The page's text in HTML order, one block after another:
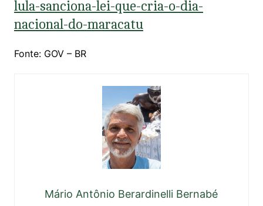
lula-sanciona-lei-que-cria-o-dia-
nacional-do-maracatu
Fonte: GOV – BR
Mário Antônio Berardinelli Bernabé